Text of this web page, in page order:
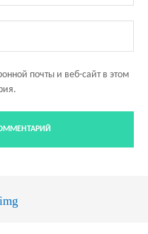
почты и веб-сайт в этом